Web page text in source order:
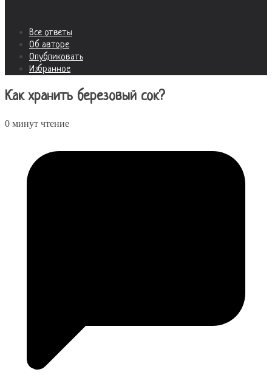
Все ответы
Об авторе
Опубликовать
Избранное
Как хранить березовый сок?
0 минут чтение